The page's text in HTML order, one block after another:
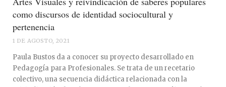
como discursos de identidad sociocultural y
pertenencia
1 DE AGOSTO, 2021
Paula Bustos da a conocer su proyecto desarrollado en
Pedagogía para Profesionales. Se trata de un recetario
colectivo, una secuencia didáctica relacionada con la